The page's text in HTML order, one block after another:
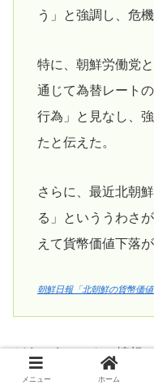
う」と強調し、危
特に、朝鮮労働党
通じて為替レート
行為」と見なし、
たと伝えた。
さらに、最近北朝
る」といううわさ
えて貨幣価値下落
朝鮮日報「北朝鮮の貨幣価
どういうルートの情報
が、真っ当な話である
メニュー ホーム